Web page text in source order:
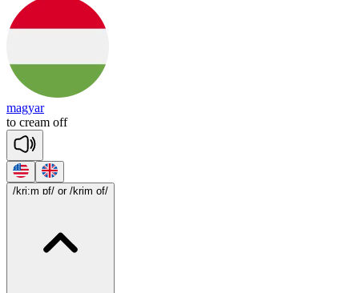
magyar
to cream off
/kri:m ɒf/ or /krim of/